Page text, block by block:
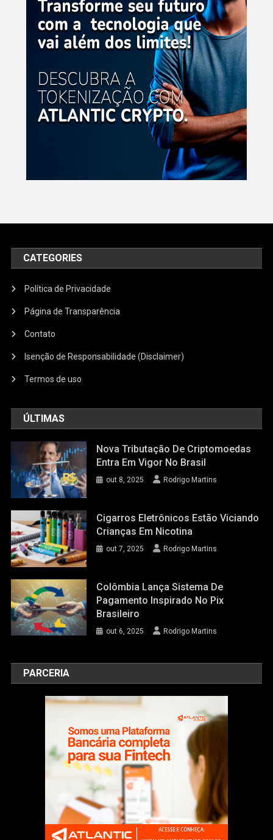
CATEGORIES
Política de Privacidade
Página de Transparência
Contato
Isenção de Responsabilidade (Disclaimer)
Termos de uso
ÚLTIMAS
Nova Tributação De Criptomoedas
Entra Em Vigor No Brasil
out 8, 2025 Rodrigo Martins
Cigarros Eletrônicos Estão Viciando
Crianças Em Nicotina
out 7, 2025 Rodrigo Martins
Colômbia Lança Sistema De
Pagamento Inspirado No Pix
Brasileiro
out 6, 2025 Rodrigo Martins
PARCERIA